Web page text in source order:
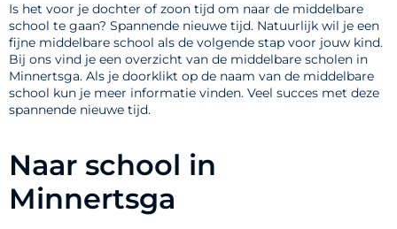
Is het voor je dochter of zoon tijd om naar de middelbare
school te gaan? Spannende nieuwe tijd. Natuurlijk wil je een
fijne middelbare school als de volgende stap voor jouw kind.
Bij ons vind je een overzicht van de middelbare scholen in
Minnertsga. Als je doorklikt op de naam van de middelbare
school kun je meer informatie vinden. Veel succes met deze
spannende nieuwe tijd.
Naar school in
Minnertsga